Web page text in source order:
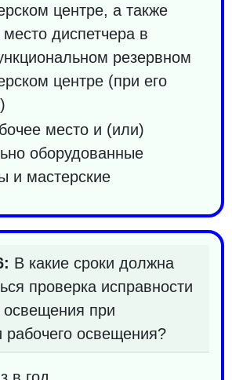
центре, а также
диспетчера в
резервном
центре (при его
место и (или)
оборудованные
и мастерские
В какие сроки должна
проверка исправности
освещения при
рабочего освещения?